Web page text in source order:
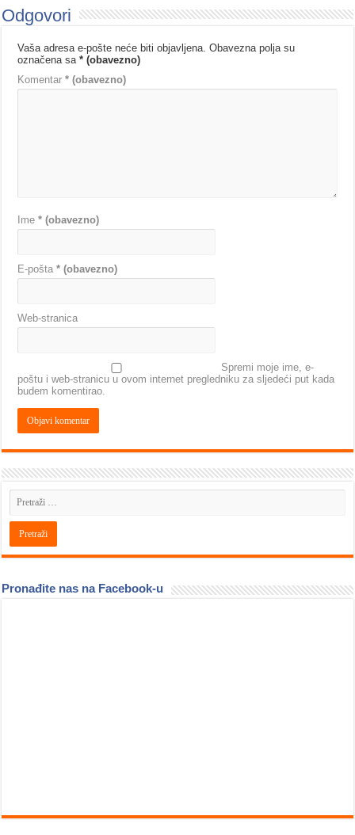
Odgovori
Vaša adresa e-pošte neće biti objavljena. Obavezna polja su
označena sa* (obavezno)
Komentar* (obavezno)
Ime* (obavezno)
E-pošta* (obavezno)
Web-stranica
Spremi moje ime, e-
poštu i web-stranicu u ovom internet pregledniku za sljedeći put kada
budem komentirao.
Pronađite nas na Facebook-u